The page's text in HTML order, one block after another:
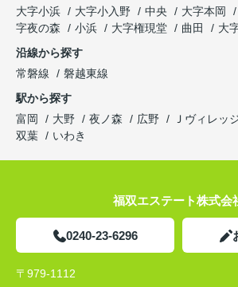
大字小浜
大字小入野 中央 大字本岡
字夜の森
小浜 大字権現堂 曲田
大
沿線から探す
常磐線
磐越東線
駅から探す
富岡
大野 夜ノ森 広野 Ｊヴィレッ
双葉
いわき
福双エステート株式会
0240-23-6296
〒979-1112